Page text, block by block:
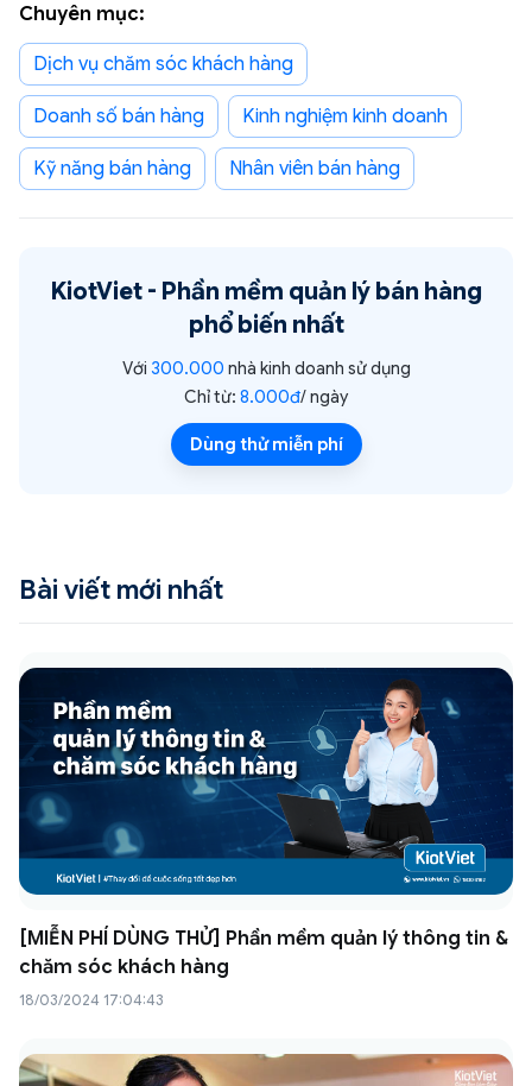
Chuyên mục:
Dịch vụ chăm sóc khách hàng
Doanh số bán hàng Kinh nghiệm kinh doanh
Kỹ năng bán hàng nhân viên bán hàng
KiotViet - Phần mềm quản lý bán hàng
phổ biến nhất
Với 300.000 nhà kinh doanh sử dụng
Chỉ từ: 8.000đ/ ngày
Dùng thử miễn phí
Bài viết mới nhất
[MIỄN PHÍ DÙNG THỬ] Phần mềm quản lý thông tin &
chăm sóc khách hàng
18/03/2024 17:04:43